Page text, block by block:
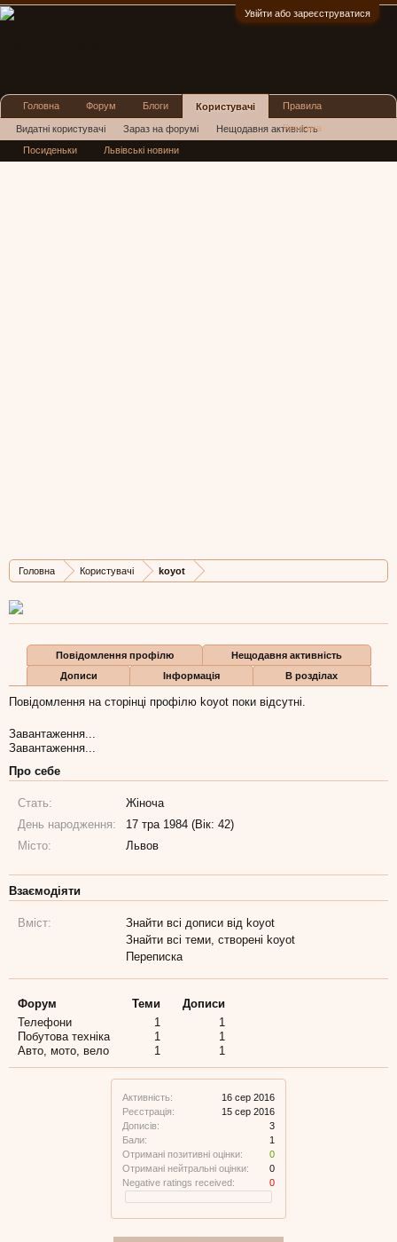
Увійти або зареєструватися
Головна Користувачі koyot
Активність:
16 сер 2016
Реєстрація:
15 сер 2016
Дописів:
3
Бали:
1
Отримані позитивні оцінки:
0
Отримані нейтральні оцінки:
0
Negative ratings received:
0
Дописів
3
Карма
0
Бали
1
Повідомлення профілю
Нещодавня активність
Дописи
Інформація В розділах
Повідомлення на сторінці профілю koyot поки відсутні.
Завантаження...
Завантаження...
Про себе
Стать:
Жіноча
День народження:
17 тра 1984 (Вік: 42)
Місто:
Львов
Взаємодіяти
Вміст:
Знайти всі дописи від koyot
Знайти всі теми, створені koyot
Переписка
Форум Теми
Дописи
Телефони
1
1
Побутова техніка
1
1
Авто, мото, вело
1 1
Головна Форум Блоги Користувачі
Видатні користувачі Зараз на форумі Нещодавня активність
Нові повідомлення профілю
Правила
Реклама
Посиденьки Львівські новини